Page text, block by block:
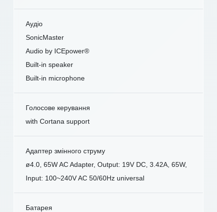
Аудіо
SonicMaster
Audio by ICEpower®
Built-in speaker
Built-in microphone
Голосове керування
with Cortana support
Адаптер змінного струму
ø4.0, 65W AC Adapter, Output: 19V DC, 3.42A, 65W,
Input: 100~240V AC 50/60Hz universal
Батарея